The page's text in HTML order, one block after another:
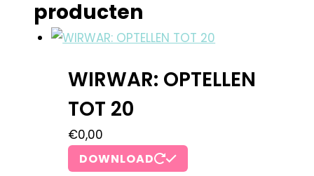
producten
WIRWAR: OPTELLEN
TOT 20
€0,00
DOWNLOAD